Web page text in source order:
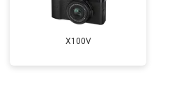
X100V